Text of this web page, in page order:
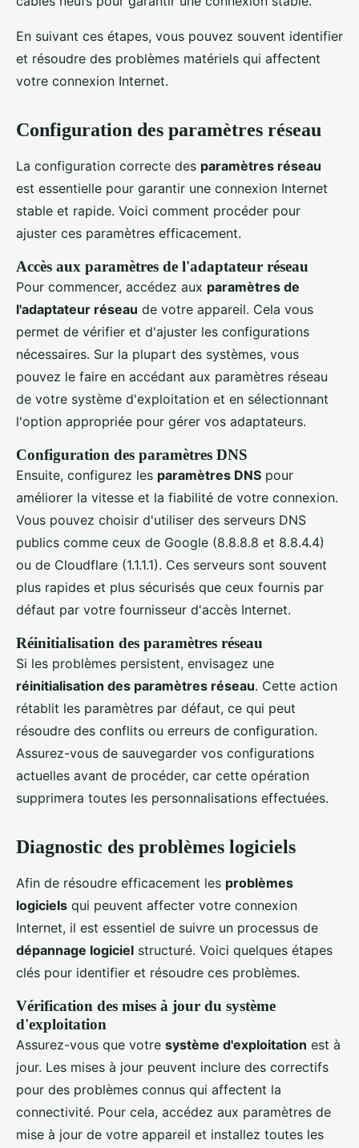
En suivant ces étapes, vous pouvez souvent identifier
et résoudre des problèmes matériels qui affectent
votre connexion Internet.
Configuration des paramètres réseau
La configuration correcte des paramètres réseau
est essentielle pour garantir une connexion Internet
stable et rapide. Voici comment procéder pour
ajuster ces paramètres efficacement.
Accès aux paramètres de l'adaptateur réseau
Pour commencer, accédez aux paramètres de
l'adaptateur réseau de votre appareil. Cela vous
permet de vérifier et d'ajuster les configurations
nécessaires. Sur la plupart des systèmes, vous
pouvez le faire en accédant aux paramètres réseau
de votre système d'exploitation et en sélectionnant
l'option appropriée pour gérer vos adaptateurs.
Configuration des paramètres DNS
Ensuite, configurez les paramètres DNS pour
améliorer la vitesse et la fiabilité de votre connexion.
Vous pouvez choisir d'utiliser des serveurs DNS
publics comme ceux de Google (8.8.8.8 et 8.8.4.4)
ou de Cloudflare (1.1.1.1). Ces serveurs sont souvent
plus rapides et plus sécurisés que ceux fournis par
défaut par votre fournisseur d'accès Internet.
Réinitialisation des paramètres réseau
Si les problèmes persistent, envisagez une
réinitialisation des paramètres réseau. Cette action
rétablit les paramètres par défaut, ce qui peut
résoudre des conflits ou erreurs de configuration.
Assurez-vous de sauvegarder vos configurations
actuelles avant de procéder, car cette opération
supprimera toutes les personnalisations effectuées.
Diagnostic des problèmes logiciels
Afin de résoudre efficacement les problèmes
logiciels qui peuvent affecter votre connexion
Internet, il est essentiel de suivre un processus de
dépannage logiciel structuré. Voici quelques étapes
clés pour identifier et résoudre ces problèmes.
Vérification des mises à jour du système
d'exploitation
Assurez-vous que votre système d'exploitation est à
jour. Les mises à jour peuvent inclure des correctifs
pour des problèmes connus qui affectent la
connectivité. Pour cela, accédez aux paramètres de
mise à jour de votre appareil et installez toutes les